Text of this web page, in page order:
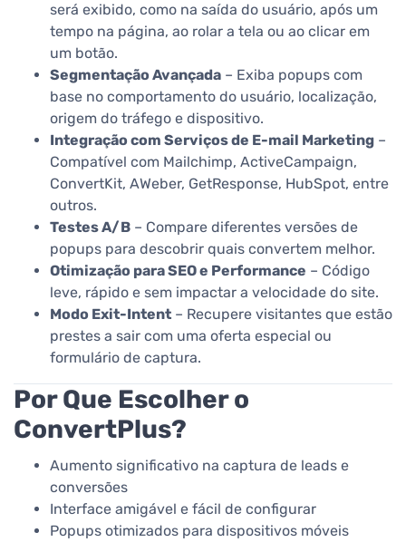
será exibido, como na saída do usuário, após um
tempo na página, ao rolar a tela ou ao clicar em
um botão.
Segmentação Avançada – Exiba popups com
base no comportamento do usuário, localização,
origem do tráfego e dispositivo.
Integração com Serviços de E-mail Marketing –
Compatível com Mailchimp, ActiveCampaign,
ConvertKit, AWeber, GetResponse, HubSpot, entre
outros.
Testes A/B – Compare diferentes versões de
popups para descobrir quais convertem melhor.
Otimização para SEO e Performance – Código
leve, rápido e sem impactar a velocidade do site.
Modo Exit-Intent – Recupere visitantes que estão
prestes a sair com uma oferta especial ou
formulário de captura.
Por Que Escolher o
ConvertPlus?
Aumento significativo na captura de leads e
conversões
Interface amigável e fácil de configurar
Popups otimizados para dispositivos móveis